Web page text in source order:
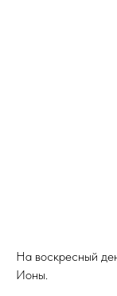
На воскресный
Ионы.